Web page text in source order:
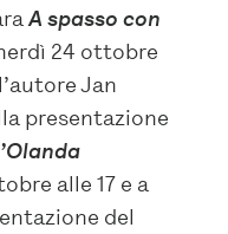
A spasso con
24 ottobre
Jan
presentazione
alle 17 e a
del